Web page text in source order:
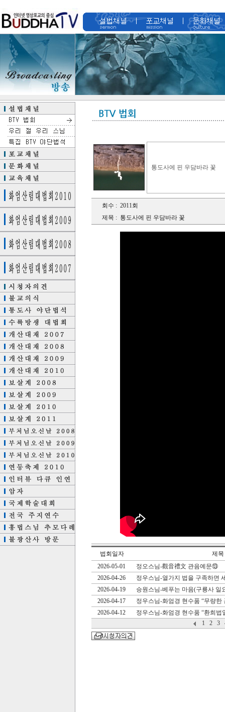
통도사에 핀 우담바라 꽃
회수 : 2011회
제목 : 통도사에 핀 우담바라 꽃
법회일자
제목
2026-05-01
정오스님-觀音禮文 관음예문⑬
2026-04-26
정우스님-열가지 법을 구족하면
2026-04-19
승원스님-베푸는 마음(구룡사 일
2026-04-17
정우스님-화엄경 현수품 “무량한
2026-04-12
정우스님-화엄경 현수품 “환희법
1
2 3